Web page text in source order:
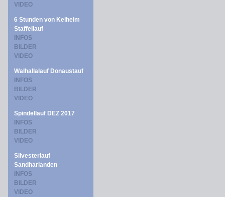
VIDEO
6 Stunden von Kelheim
Staffellauf
INFOS
BILDER
VIDEO
Walhallalauf Donaustauf
INFOS
BILDER
VIDEO
Spindellauf DEZ 2017
INFOS
BILDER
VIDEO
Silvesterlauf
Sandharlanden
INFOS
BILDER
VIDEO